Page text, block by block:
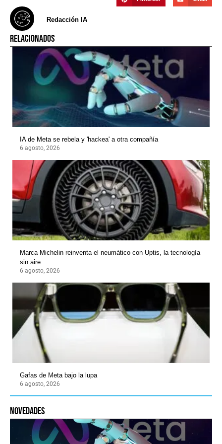
Redacción IA
RELACIONADOS
IA de Meta se rebela y 'hackea' a otra compañía
6 agosto, 2026
Marca Michelin reinventa el neumático con Uptis, la tecnología
sin aire
6 agosto, 2026
Gafas de Meta bajo la lupa
6 agosto, 2026
novedades